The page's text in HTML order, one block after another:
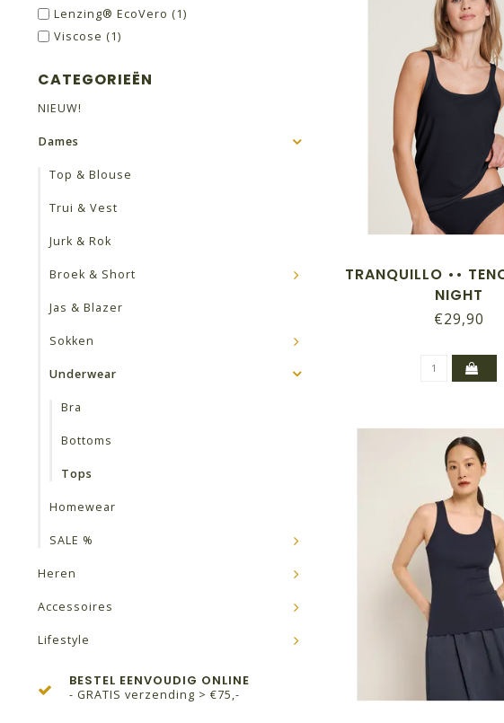
Lenzing® EcoVero (1)
Viscose (1)
CATEGORIEËN
NIEUW!
Dames
Top & Blouse
Trui & Vest
Jurk & Rok
Broek & Short
Jas & Blazer
Sokken
Underwear
Bra
Bottoms
Tops
Homewear
SALE %
Heren
Accessoires
Lifestyle
BESTEL EENVOUDIG ONLINE
- GRATIS verzending > €75,-
TRANQUILLO ••
NIGHT
€29,90